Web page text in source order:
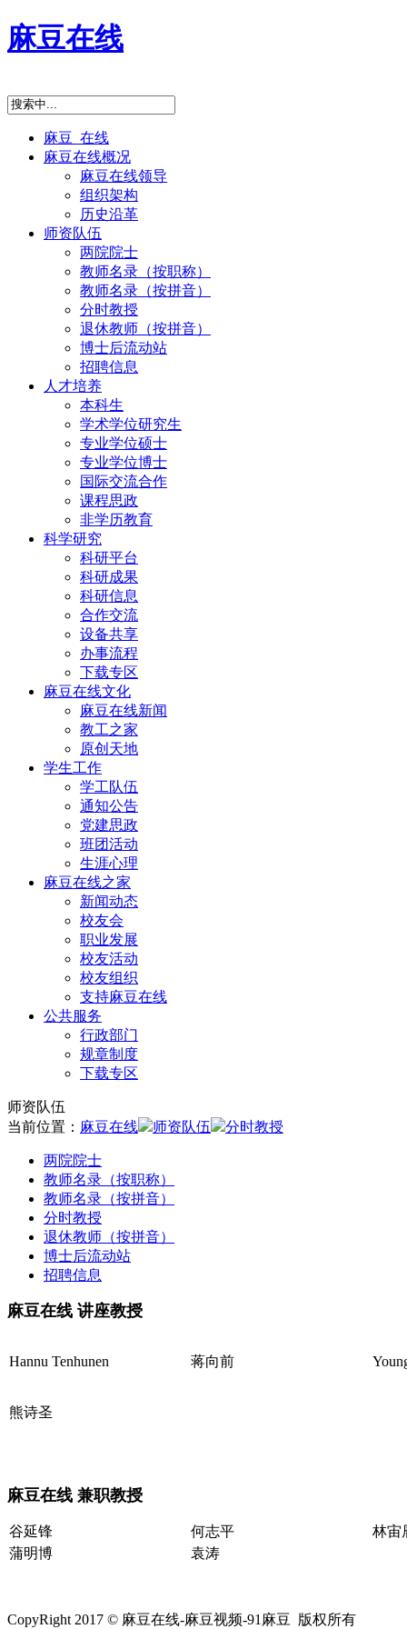
麻豆在线
麻豆 在线
麻豆在线概况
麻豆在线领导
组织架构
历史沿革
师资队伍
两院院士
教师名录（按职称）
教师名录（按拼音）
分时教授
退休教师（按拼音）
博士后流动站
招聘信息
人才培养
本科生
学术学位研究生
专业学位硕士
专业学位博士
国际交流合作
课程思政
非学历教育
科学研究
科研平台
科研成果
科研信息
合作交流
设备共享
办事流程
下载专区
麻豆在线文化
麻豆在线新闻
教工之家
原创天地
学生工作
学工队伍
通知公告
党建思政
班团活动
生涯心理
麻豆在线之家
新闻动态
校友会
职业发展
校友活动
校友组织
支持麻豆在线
公共服务
行政部门
规章制度
下载专区
师资队伍
当前位置： 麻豆在线 师资队伍 分时教授
两院院士
教师名录（按职称）
教师名录（按拼音）
分时教授
退休教师（按拼音）
博士后流动站
招聘信息
麻豆在线 讲座教授
Hannu Tenhunen 蒋向前
熊诗圣
麻豆在线 兼职教授
谷延锋 何志平
林宙
蒲明博
袁涛
CopyRight 2017 © 麻豆在线-麻豆视频-91麻豆 版权所有